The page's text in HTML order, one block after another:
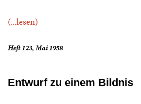
(...lesen)
Heft 123, Mai 1958
Entwurf zu einem Bildnis